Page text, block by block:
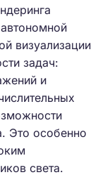
визуализации
задач:
и
Это особенно
света.